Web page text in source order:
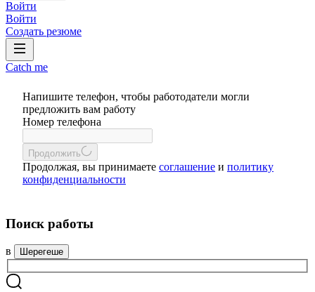
Войти
Войти
Создать резюме
Catch me
Напишите телефон, чтобы работодатели могли
предложить вам работу
Номер телефона
Продолжить
Продолжая, вы принимаете соглашение и политику
конфиденциальности
Поиск работы
в Шерегеше